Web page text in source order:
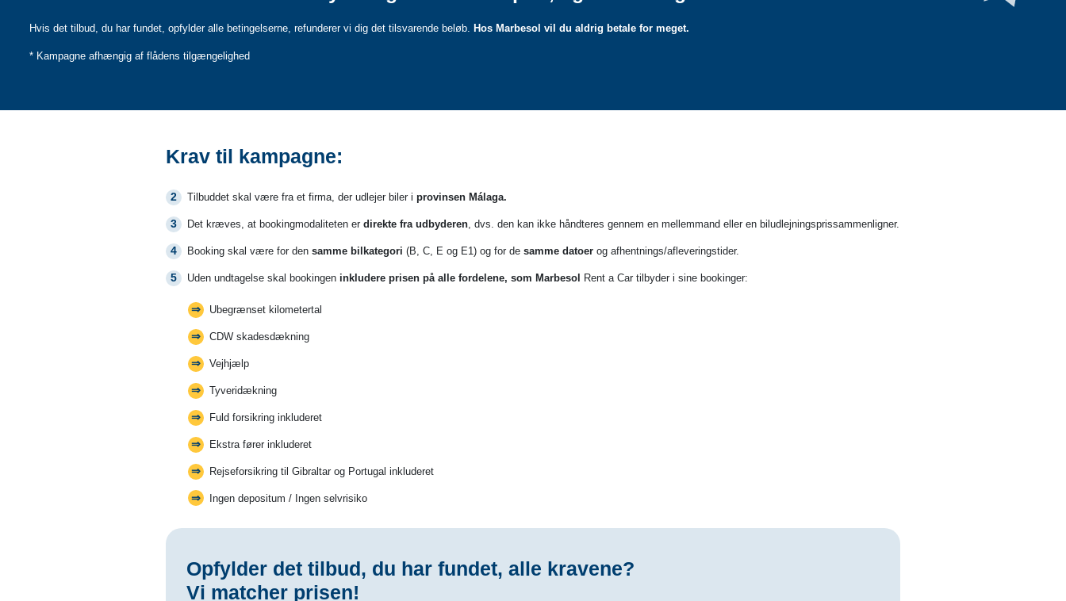
Hvis det tilbud, du har fundet, opfylder alle betingelserne, refunderer vi dig det tilsvarende beløb. Hos Marbesol vil du aldrig betale for meget.
* Kampagne afhængig af flådens tilgængelighed
Krav til kampagne:
Tilbuddet skal være fra et firma, der udlejer biler i provinsen Málaga.
Det kræves, at bookingmodaliteten er direkte fra udbyderen, dvs. den kan ikke håndteres gennem en mellemmand eller en biludlejningsprissammenligner.
Booking skal være for den samme bilkategori (B, C, E og E1) og for de samme datoerog afhentnings/afleveringstider.
Uden undtagelse skal bookingen inkludere prisen på alle fordelene, som Marbesol Rent a Car tilbyder i sine bookinger:
Ubegrænset kilometertal
CDW skadesdækning
Vejhjælp
Tyveridækning
Fuld forsikring inkluderet
Ekstra fører inkluderet
Rejseforsikring til Gibraltar og Portugal inkluderet
Ingen depositum / Ingen selvrisiko
Opfylder det tilbud, du har fundet, alle kravene?
Vi matcher prisen!